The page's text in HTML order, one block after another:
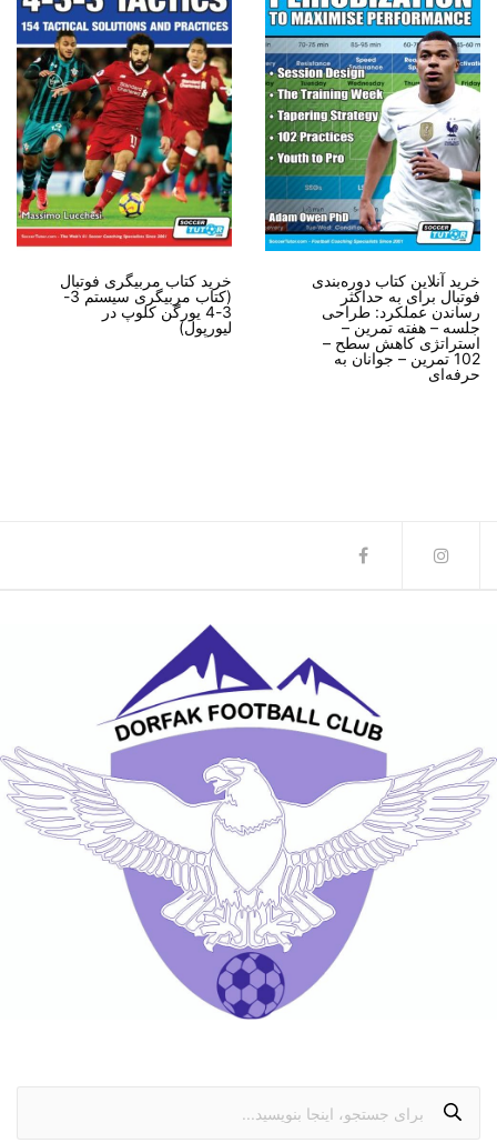
خرید آنلاین کتاب دوره‌بندی
فوتبال برای به حداکثر
رساندن عملکرد: طراحی
جلسه – هفته تمرین –
استراتژی کاهش سطح –
102 تمرین – جوانان به
حرفه‌ای
خرید کتاب مربیگری فوتبال
(کتاب مربیگری سیستم 3-
3-4 یورگن کلوپ در
لیورپول)